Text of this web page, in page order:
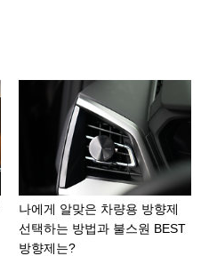
나에게 알맞은 차량용 방향제
선택하는 방법과 불스원 BEST
방향제는?